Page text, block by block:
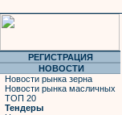
РЕГИСТРАЦИЯ
НОВОСТИ
Новости рынка зерна
Новости рынка масличных
ТОП 20
Тендеры